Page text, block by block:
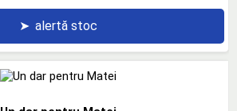
➤ alertă stoc